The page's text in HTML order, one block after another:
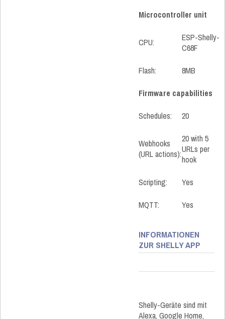
Microcontroller unit
CPU:
ESP-Shelly-
C68F
Flash: 8MB
Firmware capabilities
Schedules: 20
Webhooks
(URL actions):
20 with 5
URLs per
hook
Scripting: Yes
MQTT: Yes
INFORMATIONEN
ZUR SHELLY APP
Shelly-Geräte sind mit
Alexa, Google Home,